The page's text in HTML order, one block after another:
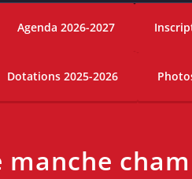
Agenda 2026-2027
Dotations 2025-2026
manche